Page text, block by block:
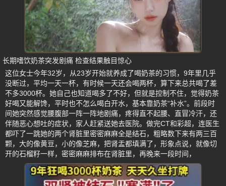
长期嗜饮奶茶突发剧痛 检查结果触目惊心
这位女士今年32岁，从23岁开始就养成了喝奶茶的习惯，9年里几乎
没断过，平均一天一杯，有时候一天还会喝两杯，算下来总共喝了差
不多3000杯。她自己也知道喝多了不好，但就是控制不住，觉得奶茶
好喝又能解馋，平时也不怎么喝白开水，基本靠奶茶“补水”。前段时
间她突然感觉腰腹部一阵一阵地剧痛，疼得直不起腰、直冒冷汗，还
伴随恶心想吐的症状，家人赶紧送她去医院。做完CT和彩超，连医生
都吓了一跳她的两个肾脏里密密麻麻全是结石，粗略数下来有两三百
颗，大的像黄豆，小的像芝麻，把肾盂都填满了，形象点说，就像切
开的石榴籽一样，密密麻麻排布在肾脏里，再晚来一段时间，